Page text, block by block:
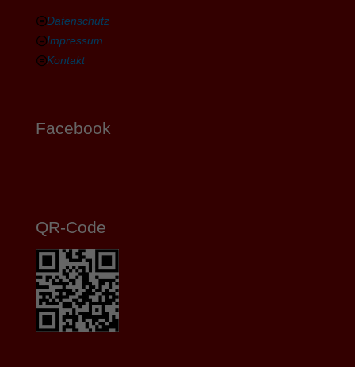
Datenschutz
Impressum
Kontakt
Facebook
QR-Code